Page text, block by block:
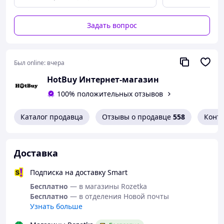
Звуковые эффекты и автоотключение:да
43 × 51,5 см
Материал:
Цвет:чёрный
EAN (GTIN):5900779958524
TRIZAND
электронная мишень
6 дротиков (алюминиевые стержни)
24 запасных наконечника
адаптер питания
Задать вопрос
Был online: вчера
HotBuy Интернет-магазин
100% положительных отзывов
Каталог продавца Отзывы о продавце 558
Доставка
Подписка на доставку Smart
Бесплатно — в магазины Rozetka
Бесплатно — в отделения Новой почты
Узнать больше